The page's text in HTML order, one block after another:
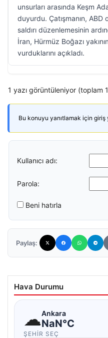
unsurları arasında Keşm
duyurdu. Çatışmanın,
saldırı düzenlemesinin
İran, Hürmüz Boğazı
vurduklarını açıkladı.
1 yazı görüntüleniyor (toplam
Bu konuyu yanıtlamak için giriş
Kullanıcı adı:
Parola:
Beni hatırla
Paylaş:
Hava Durumu
☁Ankara
NaN°C
ŞEHIR SEÇ